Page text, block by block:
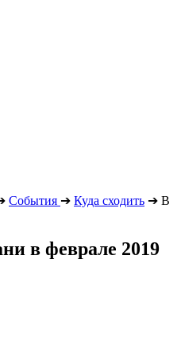
События ➔ Куда сходить ➔ В
в феврале 2019